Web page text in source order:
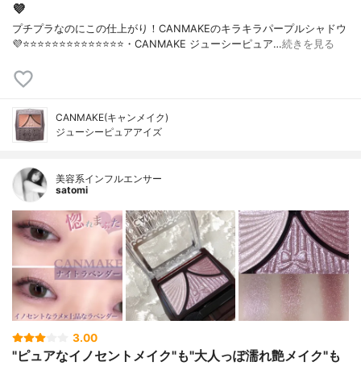
💜
プチプラなのにこの仕上がり！CANMAKEのキラキラパープルシャドウ
💜⭐️⭐️⭐️⭐️⭐️⭐️⭐️⭐️⭐️⭐️⭐️⭐️⭐️⭐️・CANMAKE ジューシーピュア…続きを見る
CANMAKE(キャンメイク)
ジューシーピュアアイズ
美容系インフルエンサー
satomi
3.00
"ピュアなイノセントメイク"も"大人っぽ濡れ艶メイク"も